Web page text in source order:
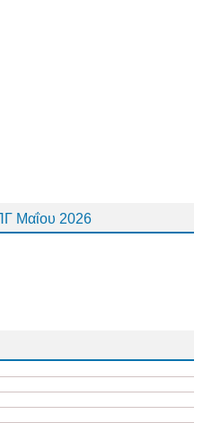
Μαΐου 2026